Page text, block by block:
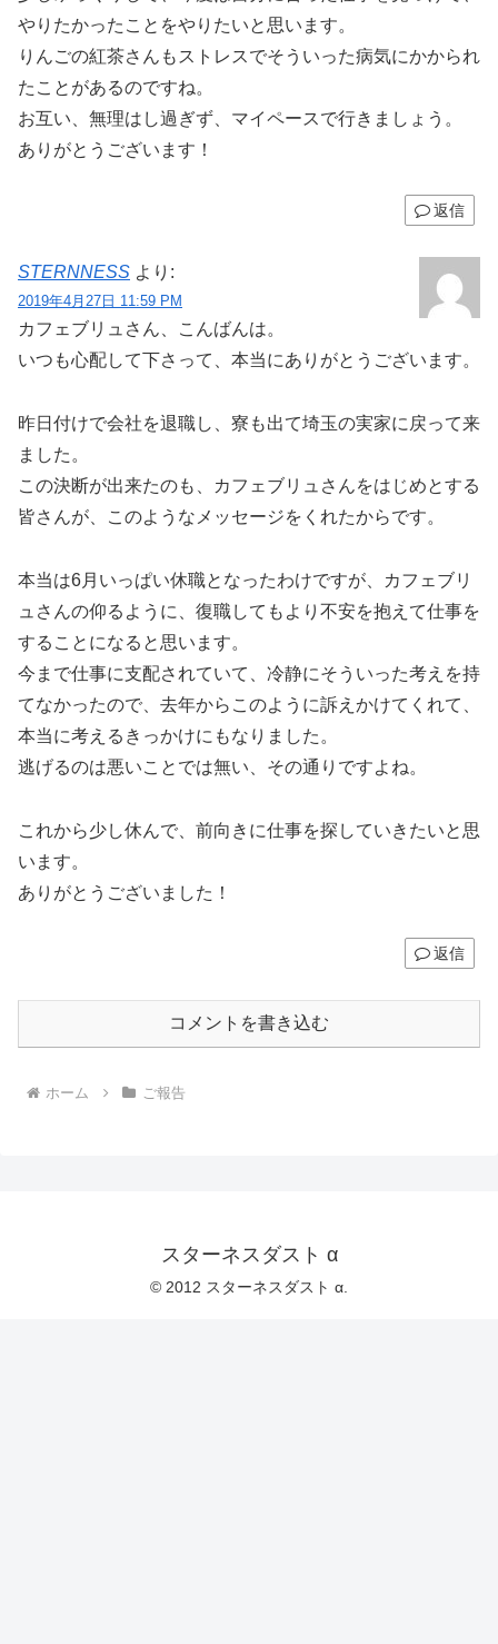
やりたかったことをやりたいと思います。
りんごの紅茶さんもストレスでそういった病気にかかられ
たことがあるのですね。
お互い、無理はし過ぎず、マイペースで行きましょう。
ありがとうございます！
返信
STERNNESS より:
2019年4月27日 11:59 PM
カフェブリュさん、こんばんは。
いつも心配して下さって、本当にありがとうございます。
昨日付けで会社を退職し、寮も出て埼玉の実家に戻って来
ました。
この決断が出来たのも、カフェブリュさんをはじめとする
皆さんが、このようなメッセージをくれたからです。
本当は6月いっぱい休職となったわけですが、カフェブリ
ュさんの仰るように、復職してもより不安を抱えて仕事を
することになると思います。
今まで仕事に支配されていて、冷静にそういった考えを持
てなかったので、去年からこのように訴えかけてくれて、
本当に考えるきっかけにもなりました。
逃げるのは悪いことでは無い、その通りですよね。
これから少し休んで、前向きに仕事を探していきたいと思
います。
ありがとうございました！
返信
コメントを書き込む
ホーム ご報告
スターネスダスト α
© 2012 スターネスダスト α.